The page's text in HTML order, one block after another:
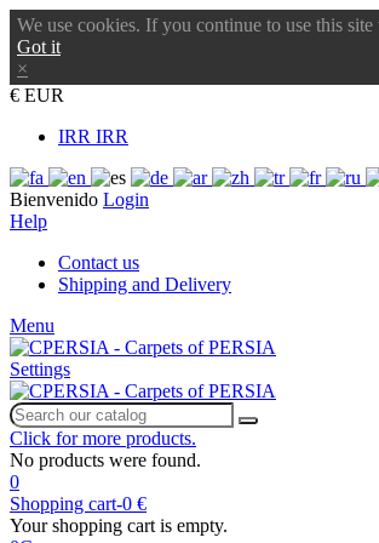
We use cookies. If you continue to use this
Got it
×
€ EUR
IRR IRR
Bienvenido Login
Help
Contact us
Shipping and Delivery
Menu
Settings
Click for more products.
No products were found.
0
Shopping cart-0 €
Your shopping cart is empty.